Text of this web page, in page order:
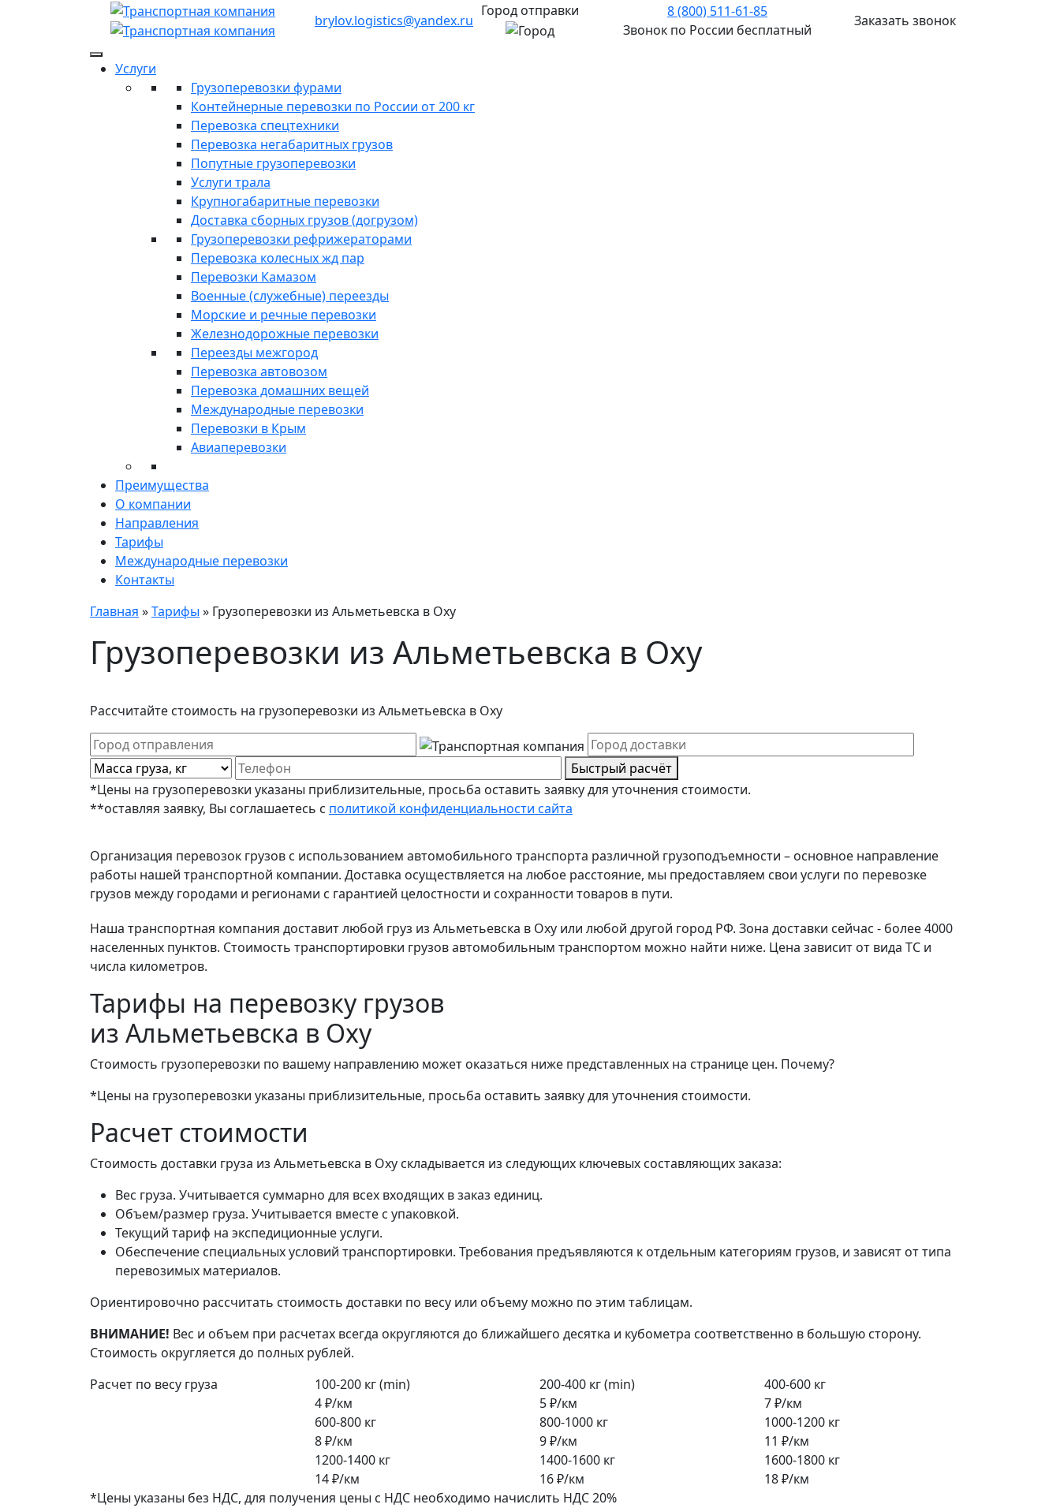
brylov.logistics@yandex.ru
Город отправки
8 (800) 511-61-85
Звонок по России бесплатный
Заказать звонок
Услуги
Грузоперевозки фурами
Контейнерные перевозки по России от 200 кг
Перевозка спецтехники
Перевозка негабаритных грузов
Попутные грузоперевозки
Услуги трала
Крупногабаритные перевозки
Доставка сборных грузов (догрузом)
Грузоперевозки рефрижераторами
Перевозка колесных жд пар
Перевозки Камазом
Военные (служебные) переезды
Морские и речные перевозки
Железнодорожные перевозки
Переезды межгород
Перевозка автовозом
Перевозка домашних вещей
Международные перевозки
Перевозки в Крым
Авиаперевозки
Преимущества
О компании
Направления
Тарифы
Международные перевозки
Контакты
Главная »Тарифы » Грузоперевозки из Альметьевска в Оху
Грузоперевозки из Альметьевска в Оху
Рассчитайте стоимость на грузоперевозки из Альметьевска в Оху
Быстрый расчёт
*Цены на грузоперевозки указаны приблизительные, просьба оставить заявку для уточнения стоимости.
**оставляя заявку, Вы соглашаетесь с политикой конфиденциальности сайта
Организация перевозок грузов с использованием автомобильного транспорта различной грузоподъемности – основное направление
работы нашей транспортной компании. Доставка осуществляется на любое расстояние, мы предоставляем свои услуги по перевозке
грузов между городами и регионами с гарантией целостности и сохранности товаров в пути.
Наша транспортная компания доставит любой груз из Альметьевска в Оху или любой другой город РФ. Зона доставки сейчас - более 4000
населенных пунктов. Стоимость транспортировки грузов автомобильным транспортом можно найти ниже. Цена зависит от вида ТС и
числа километров.
Тарифы на перевозку грузов
из Альметьевска в Оху
Стоимость грузоперевозки по вашему направлению может оказаться ниже представленных на странице цен. Почему?
*Цены на грузоперевозки указаны приблизительные, просьба оставить заявку для уточнения стоимости.
Расчет стоимости
Стоимость доставки груза из Альметьевска в Оху складывается из следующих ключевых составляющих заказа:
Вес груза. Учитывается суммарно для всех входящих в заказ единиц.
Объем/размер груза. Учитывается вместе с упаковкой.
Текущий тариф на экспедиционные услуги.
Обеспечение специальных условий транспортировки. Требования предъявляются к отдельным категориям грузов, и зависят от типа
перевозимых материалов.
Ориентировочно рассчитать стоимость доставки по весу или объему можно по этим таблицам.
ВНИМАНИЕ! Вес и объем при расчетах всегда округляются до ближайшего десятка и кубометра соответственно в большую сторону.
Стоимость округляется до полных рублей.
Расчет по весу груза
100-200 кг (min)
4 ₽/км
200-400 кг (min)
5 ₽/км
400-600 кг
7 ₽/км
600-800 кг
8 ₽/км
800-1000 кг
9 ₽/км
1000-1200 кг
11 ₽/км
1200-1400 кг
14 ₽/км
1400-1600 кг
16 ₽/км
1600-1800 кг
18 ₽/км
*Цены указаны без НДС, для получения цены с НДС необходимо начислить НДС 20%